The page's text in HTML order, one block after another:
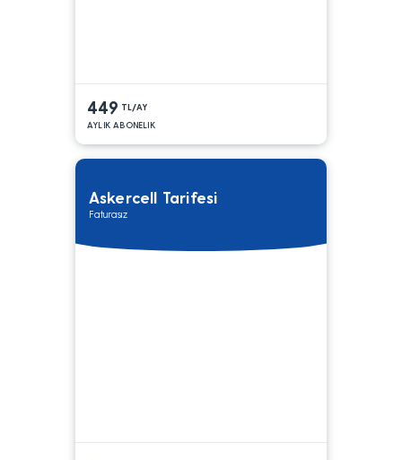
449 TL/AY
AYLIK ABONELIK
Askercell Tarifesi
Faturasız